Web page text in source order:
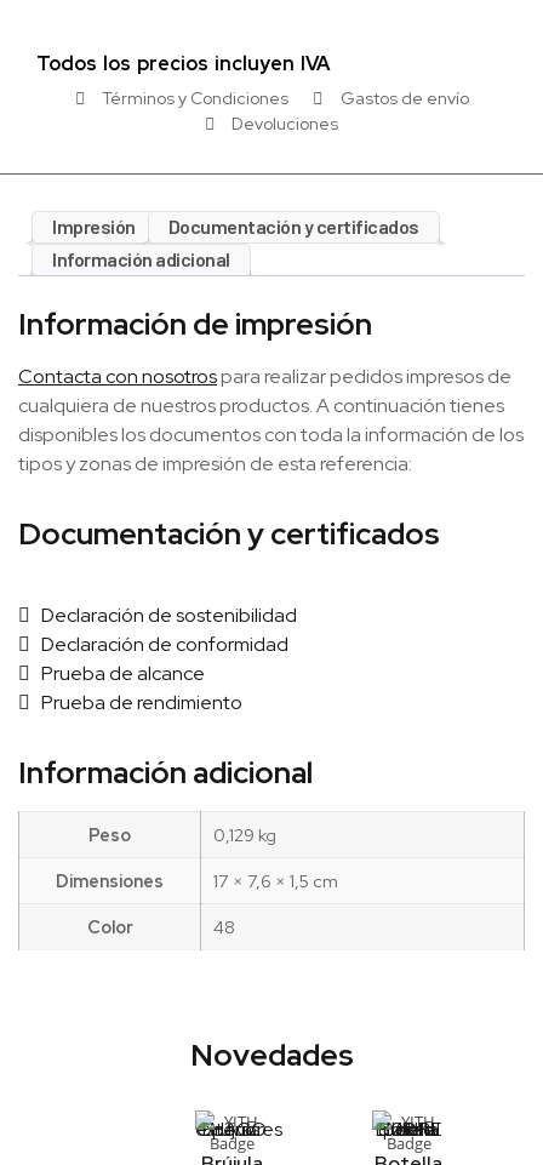
Todos los precios incluyen IVA
Términos y Condiciones
Gastos de envío
Devoluciones
Impresión
Documentación y certificados
Información adicional
Información de impresión
Contacta con nosotrospara realizar pedidos impresos de
cualquiera de nuestros productos. A continuación tienes
disponibles los documentos con toda la información de los
tipos y zonas de impresión de esta referencia:
Documentación y certificados
Declaración de sostenibilidad
Declaración de conformidad
Prueba de alcance
Prueba de rendimiento
Información adicional
Peso
0,129 kg
Dimensiones
17 × 7,6 × 1,5 cm
Color
48
Novedades